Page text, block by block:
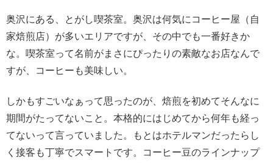
奥沢にある、とがし喫茶室。奥沢は何気にコーヒー屋（自
家焙煎店）が多いエリアですが、その中でも一番好きか
な。喫茶室って名前がまさにぴったりの素敵なお店なんで
すが、コーヒーも美味しい。
しかもすごいなぁって思ったのが、焙煎を初めてそんなに
期間がたってないこと。本格的にはじめてから何年も経っ
てないって言っていました。もとはホテルマンだったらし
く接客も丁寧でスマートです。コーヒー豆のラインナップ